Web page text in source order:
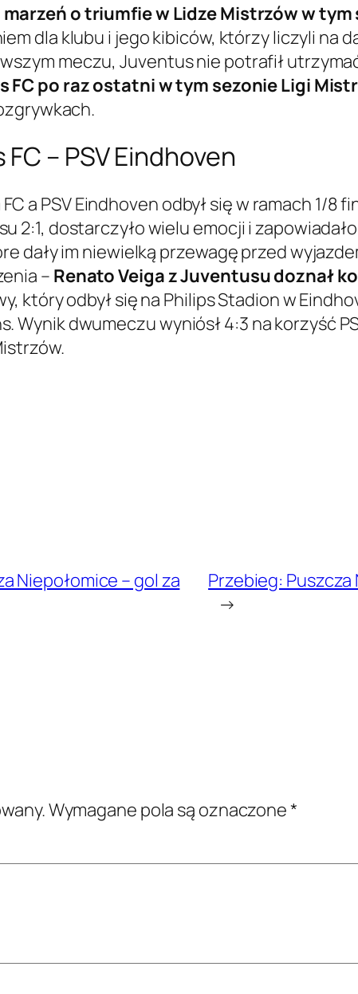
o triumfie w Lidze Mistrzów w tym
dla klubu i jego kibiców, którzy liczyli na
meczu, Juventus nie potrafił
FC po raz ostatni w tym sezonie Ligi
– PSV Eindhoven
a PSV Eindhoven odbył się w ramach 1/8
2:1, dostarczyło wielu emocji i
dały im niewielką przewagę przed
– Renato Veiga z Juventusu doznał
który odbył się na Philips Stadion w
Wynik dwumeczu wyniósł 4:3 na korzyść
Niepołomice – gol za
Przebieg: Puszcza
→
Wymagane pola są oznaczone*